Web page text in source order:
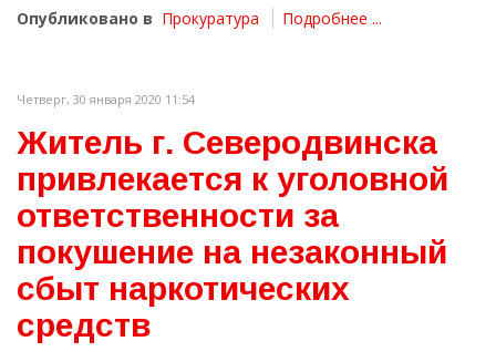
Опубликовано в Прокуратура Подробнее ...
Четверг, 30 января 2020 11:54
Житель г. Северодвинска
привлекается к уголовной
ответственности за
покушение на незаконный
сбыт наркотических
средств